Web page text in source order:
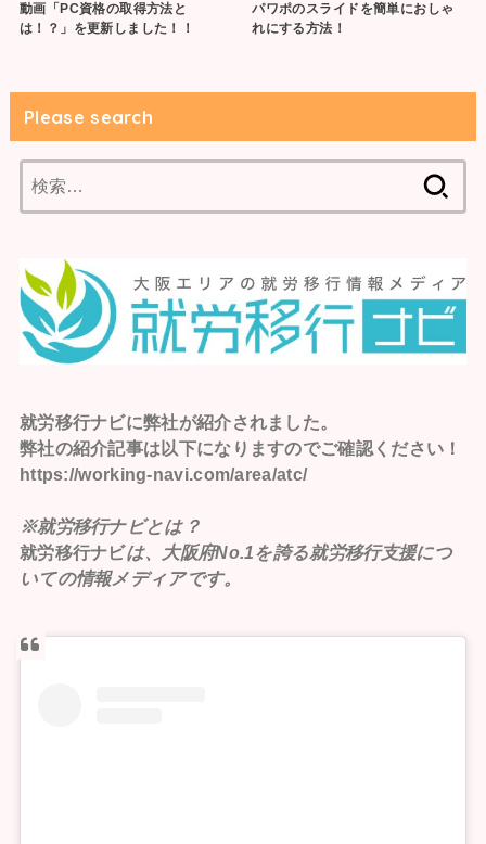
動画「PC資格の取得方法と
は！？」を更新しました！！
パワポのスライドを簡単におしゃ
れにする方法！
Please search
索:
就労移行ナビに弊社が紹介されました。
弊社の紹介記事は以下になりますのでご確認ください！
https://working-navi.com/area/atc/
※就労移行ナビとは？
就労移行ナビは、大阪府No.1を誇る就労移行支援につ
いての情報メディアです。